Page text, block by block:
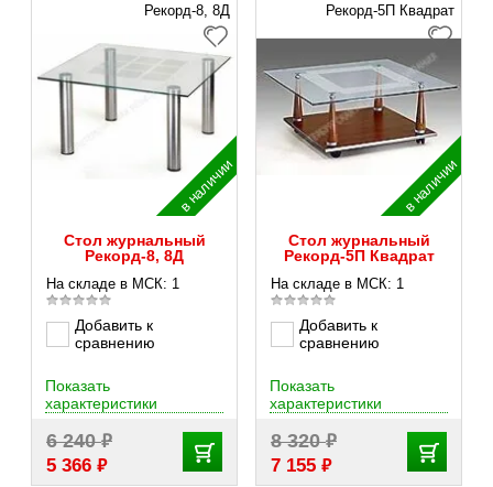
Рекорд-8, 8Д
в наличии
Стол журнальный
Рекорд-8, 8Д
На складе в МСК: 1
Добавить к
сравнению
6 240₽
5 366 ₽
Показать
характеристики
Рекорд-5П Квадрат
в наличии
Стол журнальный
Рекорд-5П Квадрат
На складе в МСК: 1
Добавить к
сравнению
8 320₽
7 155 ₽
Показать
характеристики